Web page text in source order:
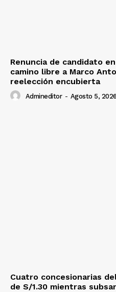
Renuncia de candidato
camino libre a Marco
reelección encubierta
Admineditor - Agosto 5, 2026
Cuatro concesionarias
de S/1.30 mientras